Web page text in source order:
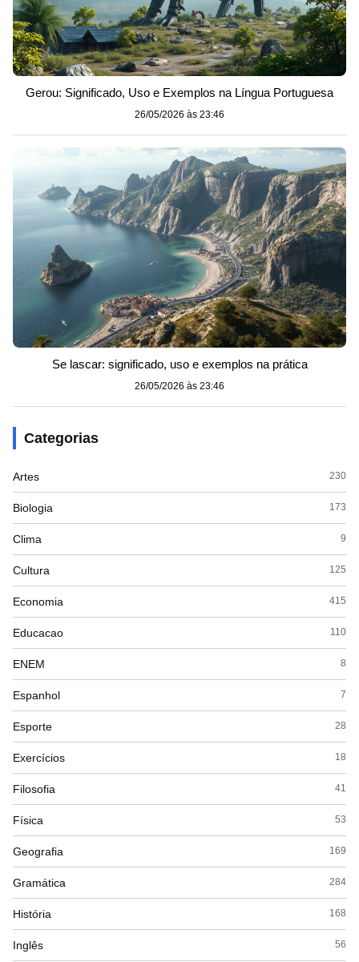
Gerou: Significado, Uso e Exemplos na Língua Portuguesa
26/05/2026 às 23:46
Se lascar: significado, uso e exemplos na prática
26/05/2026 às 23:46
Categorias
Artes 230
Biologia 173
Clima 9
Cultura 125
Economia 415
Educacao 110
ENEM 8
Espanhol 7
Esporte 28
Exercícios 18
Filosofia 41
Física 53
Geografia 169
Gramática 284
História 168
Inglês 56